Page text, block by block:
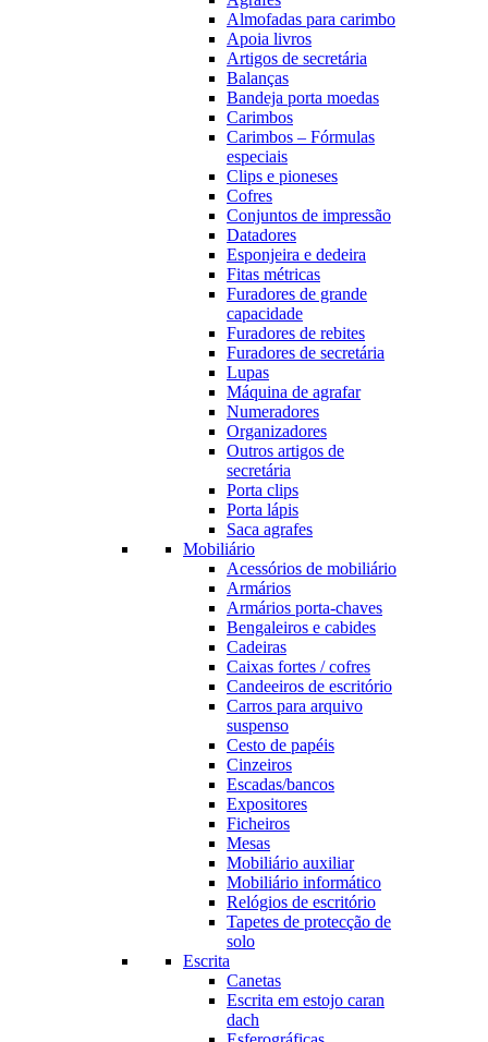
Almofadas para carimbo
Apoia livros
Artigos de secretária
Balanças
Bandeja porta moedas
Carimbos
Carimbos – Fórmulas
especiais
Clips e pioneses
Cofres
Conjuntos de impressão
Datadores
Esponjeira e dedeira
Fitas métricas
Furadores de grande
capacidade
Furadores de rebites
Furadores de secretária
Lupas
Máquina de agrafar
Numeradores
Organizadores
Outros artigos de
secretária
Porta clips
Porta lápis
Saca agrafes
Mobiliário
Acessórios de mobiliário
Armários
Armários porta-chaves
Bengaleiros e cabides
Cadeiras
Caixas fortes / cofres
Candeeiros de escritório
Carros para arquivo
suspenso
Cesto de papéis
Cinzeiros
Escadas/bancos
Expositores
Ficheiros
Mesas
Mobiliário auxiliar
Mobiliário informático
Relógios de escritório
Tapetes de protecção de
solo
Escrita
Canetas
Escrita em estojo caran
dach